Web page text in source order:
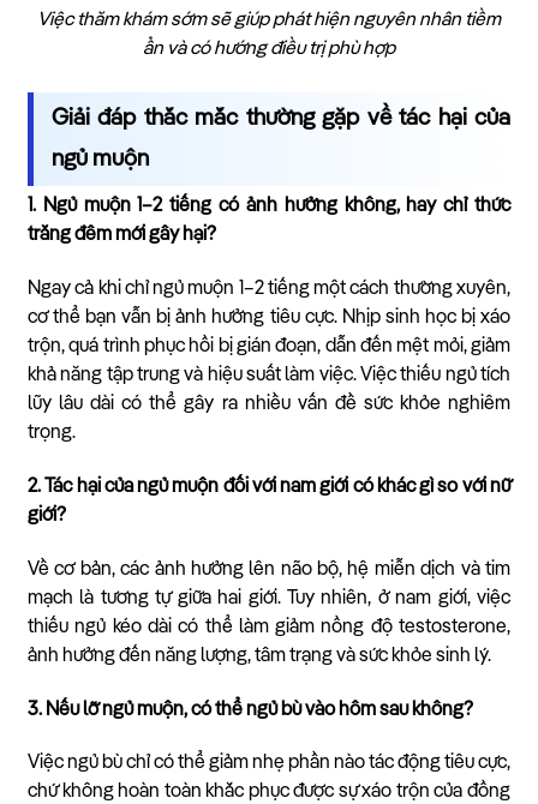
Việc thăm khám sớm sẽ giúp phát hiện nguyên nhân tiềm
ẩn và có hướng điều trị phù hợp
Giải đáp thắc mắc thường gặp về tác hại của
ngủ muộn
1. Ngủ muộn 1–2 tiếng có ảnh hưởng không, hay chỉ thức
trắng đêm mới gây hại?
Ngay cả khi chỉ ngủ muộn 1–2 tiếng một cách thường xuyên,
cơ thể bạn vẫn bị ảnh hưởng tiêu cực. Nhịp sinh học bị xáo
trộn, quá trình phục hồi bị gián đoạn, dẫn đến mệt mỏi, giảm
khả năng tập trung và hiệu suất làm việc. Việc thiếu ngủ tích
lũy lâu dài có thể gây ra nhiều vấn đề sức khỏe nghiêm
trọng.
2. Tác hại của ngủ muộn đối với nam giới có khác gì so với nữ
giới?
Về cơ bản, các ảnh hưởng lên não bộ, hệ miễn dịch và tim
mạch là tương tự giữa hai giới. Tuy nhiên, ở nam giới, việc
thiếu ngủ kéo dài có thể làm giảm nồng độ testosterone,
ảnh hưởng đến năng lượng, tâm trạng và sức khỏe sinh lý.
3. Nếu lỡ ngủ muộn, có thể ngủ bù vào hôm sau không?
Việc ngủ bù chỉ có thể giảm nhẹ phần nào tác động tiêu cực,
chứ không hoàn toàn khắc phục được sự xáo trộn của đồng